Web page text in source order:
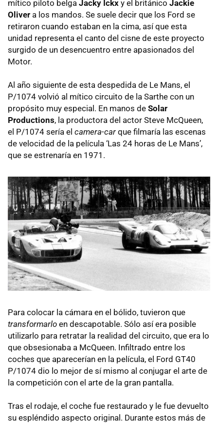
mítico piloto belga Jacky Ickx y el británico Jackie
Oliver a los mandos. Se suele decir que los Ford se
retiraron cuando estaban en la cima, así que esta
unidad representa el canto del cisne de este proyecto
surgido de un desencuentro entre apasionados del
Motor.
Al año siguiente de esta despedida de Le Mans, el
P/1074 volvió al mítico circuito de la Sarthe con un
propósito muy especial. En manos de Solar
Productions, la productora del actor Steve McQueen,
el P/1074 sería el camera-car que filmaría las escenas
de velocidad de la película ‘Las 24 horas de Le Mans’,
que se estrenaría en 1971.
Para colocar la cámara en el bólido, tuvieron que
transformarlo en descapotable. Sólo así era posible
utilizarlo para retratar la realidad del circuito, que era lo
que obsesionaba a McQueen. Infiltrado entre los
coches que aparecerían en la película, el Ford GT40
P/1074 dio lo mejor de sí mismo al conjugar el arte de
la competición con el arte de la gran pantalla.
Tras el rodaje, el coche fue restaurado y le fue devuelto
su espléndido aspecto original. Durante estos más de